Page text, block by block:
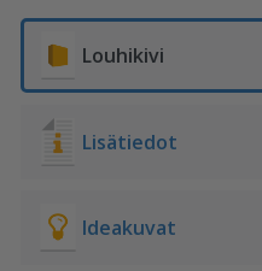
Louhikivi
Lisätiedot
Ideakuvat